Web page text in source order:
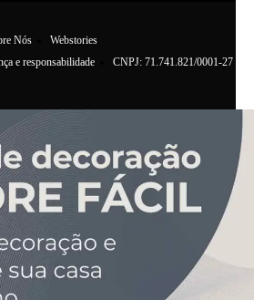
Nós
Webstories
e responsabilidade
CNPJ: 71.741.821/0001-27